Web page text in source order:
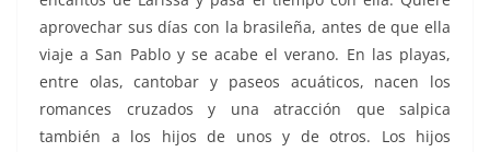
aprovechar sus días con la brasileña, antes de que ella
viaje a San Pablo y se acabe el verano. En las playas,
entre olas, cantobar y paseos acuáticos, nacen los
romances cruzados y una atracción que salpica
también a los hijos de unos y de otros. Los hijos